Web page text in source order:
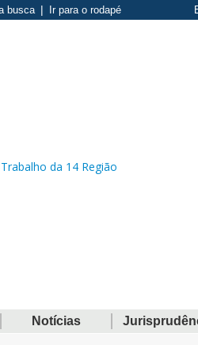
busca Ir para o rodapé
Notícias